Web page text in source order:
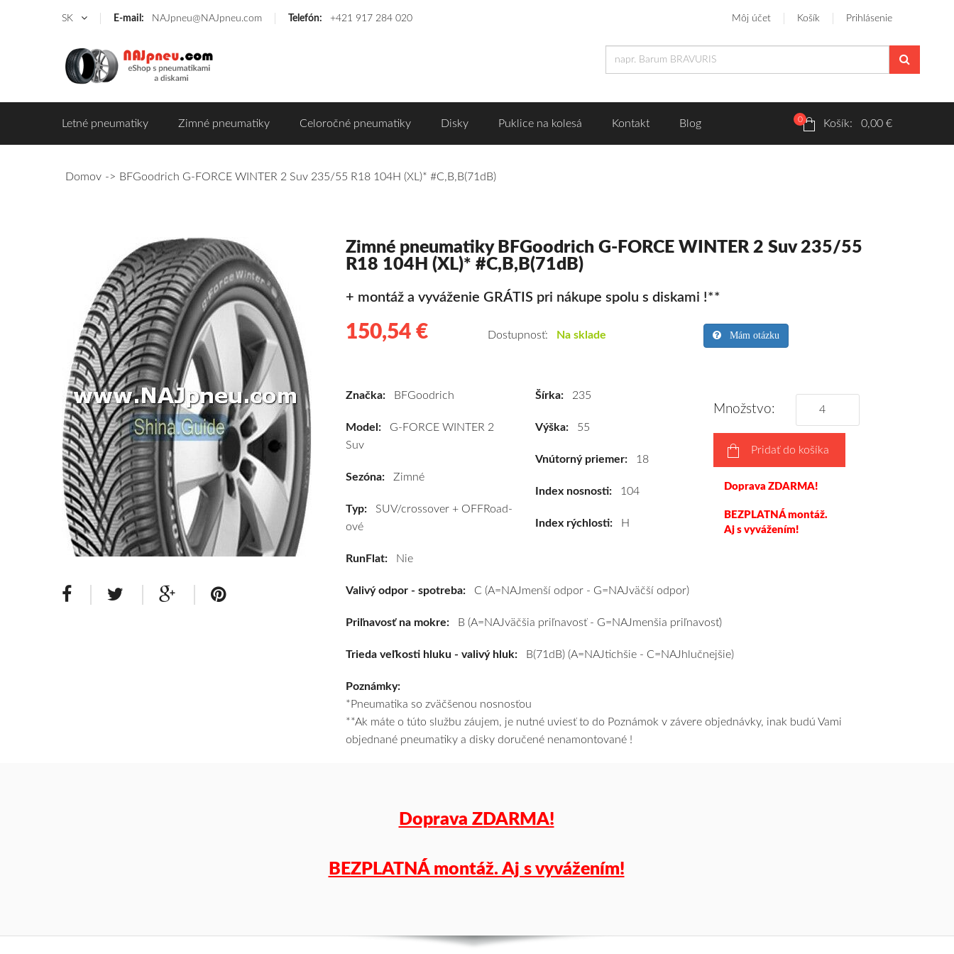
SK E-mail: NAJpneu@NAJpneu.com Telefón: +421 917 284 020 Môj účet Košík Prihlásenie
Letné pneumatiky Zimné pneumatiky Celoročné pneumatiky Disky Puklice na kolesá Kontakt Blog 0 Košík: 0,00 €
Domov BFGoodrich G-FORCE WINTER 2 Suv 235/55 R18 104H (XL)* #C,B,B(71dB)
Zimné pneumatiky BFGoodrich G-FORCE WINTER 2 Suv 235/55
R18 104H (XL)* #C,B,B(71dB)
+ montáž a vyváženie GRÁTIS pri nákupe spolu s diskami !**
150,54 €
SUV/crossover
G-
235/55
(XL)*
za
výhodnú
cenu
pneumatiky
na
výberu
Dostupnosť: Na sklade Mám otázku
Značka: BFGoodrich
Model: G-FORCE WINTER 2
Suv
Sezóna: Zimné
Typ: SUV/crossover + OFFRoad-
ové
RunFlat: Nie
Šírka:235
Výška:55
Vnútorný priemer:18
Index nosnosti:104
Index rýchlosti:H
Množstvo:
Pridať do košíka
Doprava ZDARMA!
BEZPLATNÁ montáž.
Aj s vyvážením!
Valivý odpor - spotreba: C (A=NAJmenší odpor - G=NAJväčší odpor)
Priľnavosť na mokre: B (A=NAJväčšia priľnavosť - G=NAJmenšia priľnavosť)
Trieda veľkosti hluku - valivý hluk: B(71dB) (A=NAJtichšie - C=NAJhlučnejšie)
Poznámky:
*Pneumatika so zväčšenou nosnosťou
**Ak máte o túto službu záujem, je nutné uviesť to do Poznámok v závere objednávky, inak budú Vami
objednané pneumatiky a disky doručené nenamontované !
Doprava ZDARMA!
BEZPLATNÁ montáž. Aj s vyvážením!